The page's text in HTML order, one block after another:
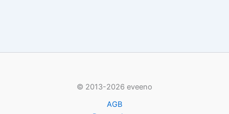
© 2013-2026 eveeno
AGB